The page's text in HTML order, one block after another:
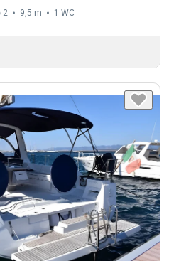
2 9,5 m 1 WC